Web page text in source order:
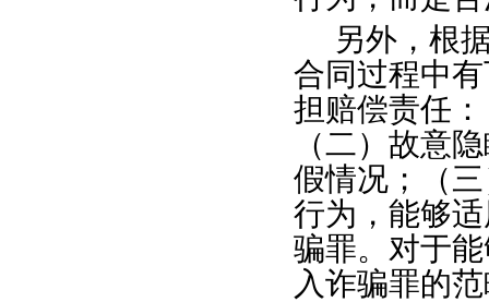
另外，根
合同过程中
担赔偿责任
（二）故意
假情况；（
行为，能够
骗罪。对于
入诈骗罪的